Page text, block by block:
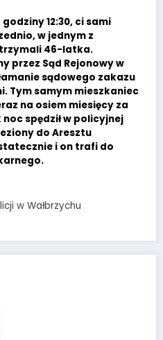
12:30, ci sami
w jednym z
46-latka.
przez Sąd Rejonowy w
sądowego zakazu
Tym samym mieszkaniec
na osiem miesięcy za
spędził w policyjnej
do Aresztu
i on trafi do
w Wałbrzychu